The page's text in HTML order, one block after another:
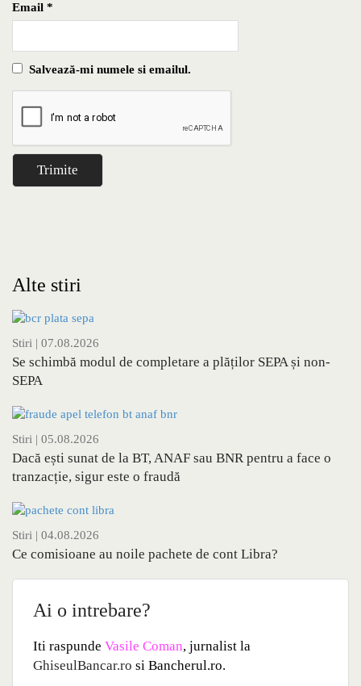
Email *
Salvează-mi numele si emailul.
Alte stiri
Stiri | 07.08.2026
Se schimbă modul de completare a plăților SEPA și non-
SEPA
Stiri | 05.08.2026
Dacă ești sunat de la BT, ANAF sau BNR pentru a face o
tranzacție, sigur este o fraudă
Stiri | 04.08.2026
Ce comisioane au noile pachete de cont Libra?
Ai o intrebare?
Iti raspunde Vasile Coman, jurnalist la
GhiseulBancar.ro si Bancherul.ro.